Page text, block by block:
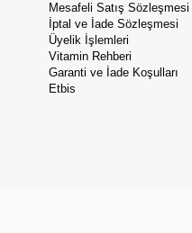
Mesafeli Satış Sözleşmesi
İptal ve İade Sözleşmesi
Üyelik İşlemleri
Vitamin Rehberi
Garanti ve İade Koşulları
Etbis